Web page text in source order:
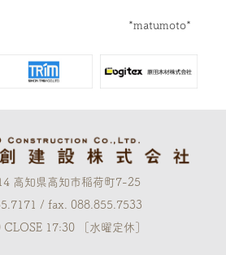
*matumoto*
高知県高知市稲荷町7-25
/ fax. 088.855.7533
17:30 ［水曜定休］